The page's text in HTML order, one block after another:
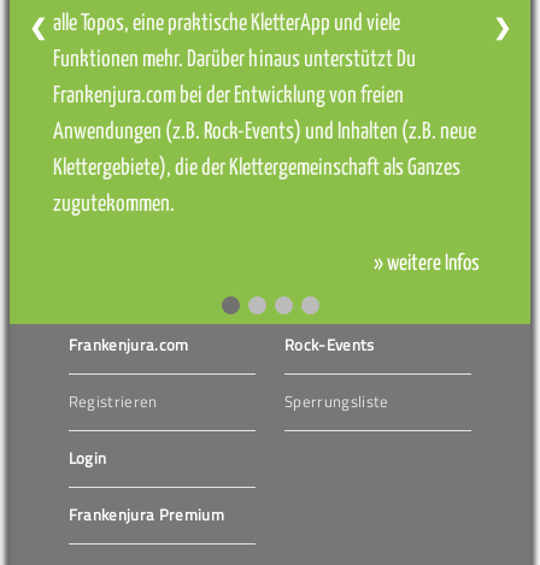
alle Topos, eine praktische KletterApp und viele
Funktionen mehr. Darüber hinaus unterstützt Du
Frankenjura.com bei der Entwicklung von freien
Anwendungen (z.B. Rock-Events) und Inhalten (z.B. neue
Klettergebiete), die der Klettergemeinschaft als Ganzes
zugutekommen.
» weitere Infos
❮ ❯
Frankenjura.com
Registrieren
Login
Frankenjura Premium
Rock-Events
Sperrungsliste